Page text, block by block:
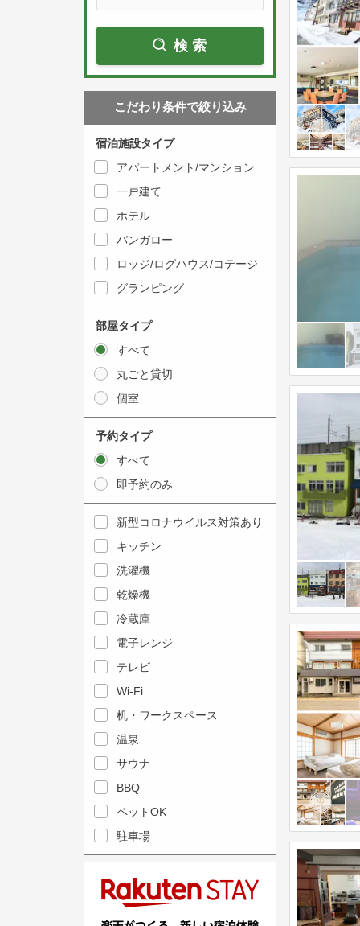
a
r
w
e
t
o
t
e
a
c
t
w
i
t
h
c
a
l
n
d
a
r
a
n
s
e
l
c
w
a
r
w
k
t
o
n
t
e
r
a
c
w
i
t
h
t
h
c
a
l
e
n
d
r
a
n
s
e
e
検索
こだわり条件で絞り込み
宿泊施設タイプ
アパートメント/マンション
一戸建て
ホテル
バンガロー
ロッジ/ログハウス/コテージ
グランピング
部屋タイプ
すべて
丸ごと貸切
個室
予約タイプ
すべて
即予約のみ
新型コロナウイルス対策あり
キッチン
洗濯機
乾燥機
冷蔵庫
電子レンジ
テレビ
Wi-Fi
机・ワークスペース
温泉
サウナ
BBQ
ペットOK
駐車場